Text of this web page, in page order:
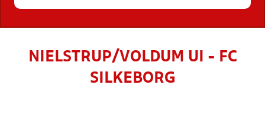
NIELSTRUP/VOLDUM UI - FC
SILKEBORG